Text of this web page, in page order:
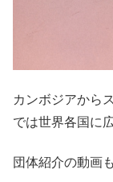
カンボジアから
では世界各国に
団体紹介の動画